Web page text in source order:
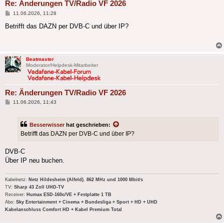
Re: Änderungen TV/Radio VF 2026
Beitrag
11.06.2026, 11:28
Betrifft das DAZN per DVB-C und über IP?
Beatmaster
Moderator/Helpdesk-Mitarbeiter
Re: Änderungen TV/Radio VF 2026
Beitrag
11.06.2026, 11:43
Besserwisser hat geschrieben:
Betrifft das DAZN per DVB-C und über IP?
DVB-C
Über IP neu buchen.
Kabelnetz: Netz Hildesheim (Alfeld). 862 MHz und 1000 Mbit/s
TV: Sharp 43 Zoll UHD-TV
Receiver: Humax ESD-160c/VE + Festplatte 1 TB
Abo: Sky Entertainment + Cinema + Bundesliga + Sport + HD + UHD
Kabelanschluss Comfort HD + Kabel Premium Total